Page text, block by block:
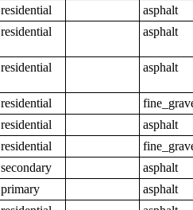
residential
asphalt
residential asphalt
residential asphalt
residential
residential
asphalt
residential
secondary
asphalt
primary
asphalt